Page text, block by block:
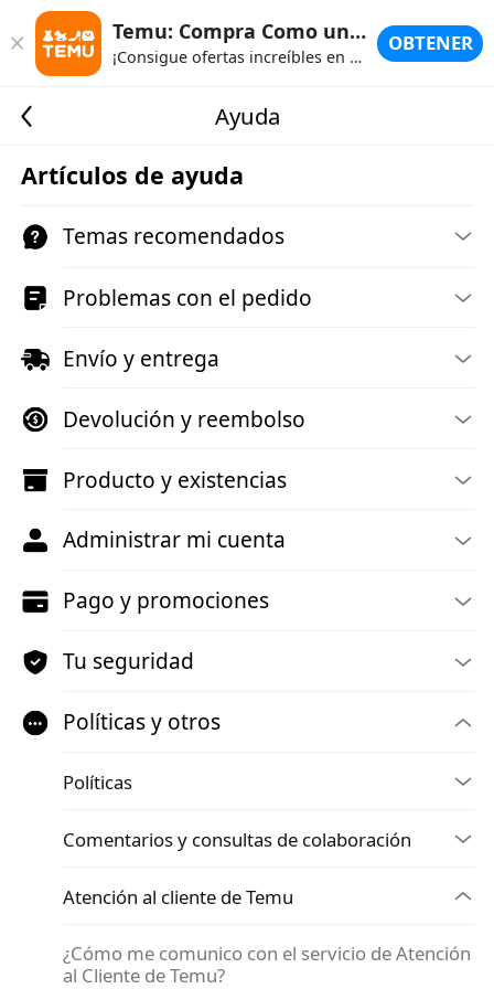
Temu: Compra Como un Millonario
¡Consigue ofertas increíbles en Temu!
OBTENER
Ayuda
Artículos de ayuda
Temas recomendados
Problemas con el pedido
Envío y entrega
Devolución y reembolso
Producto y existencias
Administrar mi cuenta
Pago y promociones
Tu seguridad
Políticas y otros
Políticas
Comentarios y consultas de colaboración
Atención al cliente de Temu
¿Cómo me comunico con el servicio de Atención
al Cliente de Temu?